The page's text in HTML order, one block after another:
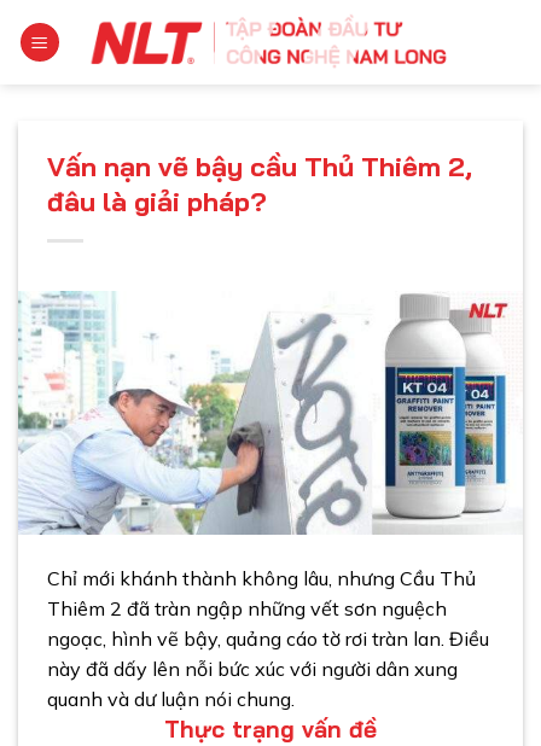
đến
Vấn nạn vẽ bậy cầu Thủ Thiêm 2,
đâu là giải pháp?
Chỉ mới khánh thành không lâu, nhưng Cầu Thủ
Thiêm 2 đã tràn ngập những vết sơn nguệch
ngoạc, hình vẽ bậy, quảng cáo tờ rơi tràn lan. Điều
này đã dấy lên nỗi bức xúc với người dân xung
quanh và dư luận nói chung.
Thực trạng vấn đề